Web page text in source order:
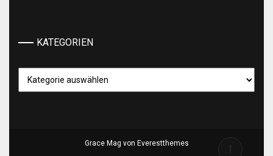
KATEGORIEN
Grace Mag von Everestthemes